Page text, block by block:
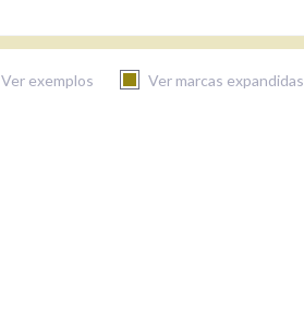
Ver exemplos Ver marcas expandidas